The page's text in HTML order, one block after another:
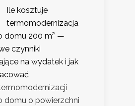
Ile kosztuje
termomodernizacja
domu 200 m² —
czynniki
na wydatek i jak
domu o powierzchni